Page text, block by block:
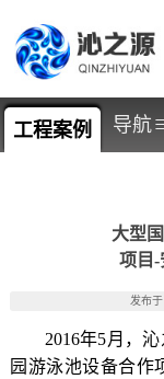
工程案例 导航
大型
项目-
发布
2016年5月，
园游泳池设备合作